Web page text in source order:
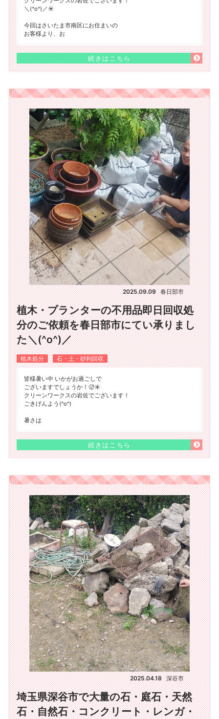
＼(^o^)／☀️
今回はさいたま市南区にお住まいの
お客様より、お
続きはこちら
2025.09.09 春日部市
植木・プランターの不用品即日回収処
分のご依頼を春日部市にてい承りまし
た＼(^o^)／
植木処分 石・土・砂利回収
皆様暑い中 いかがお過ごしで
ございますでしょうか！🥵☀️
クリーンワークスの岩佐でございます！
ごきげんよう(^o^)
暑さは
続きはこちら
2025.04.18 深谷市
埼玉県深谷市で大量の石・庭石・天然
石・自然石・コンクリート・レンガ・